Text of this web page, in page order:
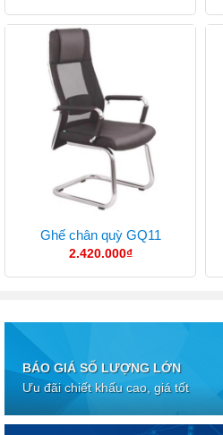
Ghế chân quỳ GQ11
2.420.000₫
BÁO GIÁ SỐ LƯỢNG LỚN
Ưu đãi chiết khấu cao, giá tốt